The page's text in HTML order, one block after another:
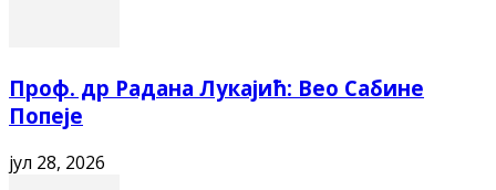
Проф. др Радана Лукајић: Вео Сабине
Попеје
јул 28, 2026